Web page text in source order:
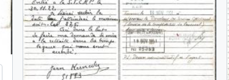
Ajouter au presse-papier